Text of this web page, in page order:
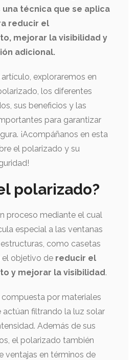
una técnica que se aplica
reducir el
mejorar la visibilidad y
adicional.
exploraremos en
los diferentes
sus beneficios y las
para garantizar
¡Acompáñanos en esta
el polarizado y su
polarizado?
proceso mediante el cual
especial a las ventanas
como casetas
el objetivo de reducir el
y mejorar la visibilidad.
por materiales
actúan filtrando la luz solar
Además de sus
el polarizado también
ventajas en términos de